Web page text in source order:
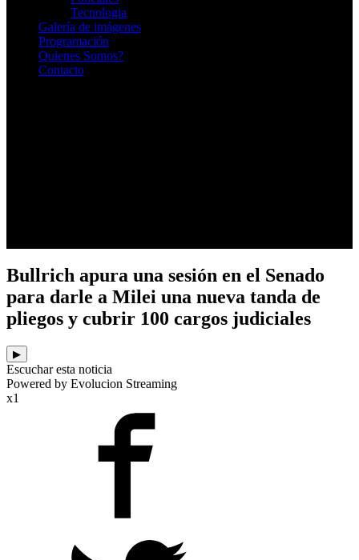
Tecnologia
Galería de imágenes
Programación
Quienes Somos?
Contacto
Bullrich apura una sesión en el Senado
para darle a Milei una nueva tanda de
pliegos y cubrir 100 cargos judiciales
▶
Escuchar esta noticia
Powered by Evolucion Streaming
x1